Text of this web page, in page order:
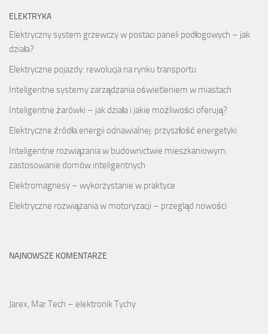
ELEKTRYKA
Elektryczny system grzewczy w postaci paneli podłogowych – jak
działa?
Elektryczne pojazdy: rewolucja na rynku transportu
Inteligentne systemy zarządzania oświetleniem w miastach
Inteligentne żarówki – jak działa i jakie możliwości oferują?
Elektryczne źródła energii odnawialnej: przyszłość energetyki
Inteligentne rozwiązania w budownictwie mieszkaniowym:
zastosowanie domów inteligentnych
Elektromagnesy – wykorzystanie w praktyce
Elektryczne rozwiązania w motoryzacji – przegląd nowości
NAJNOWSZE KOMENTARZE
Jarex, Mar Tech – elektronik Tychy